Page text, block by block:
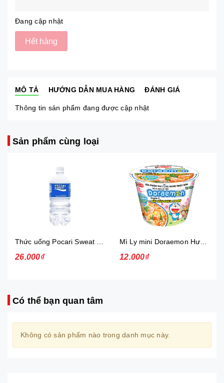
Đang cập nhật
Hết hàng
MÔ TẢ HƯỚNG DẪN MUA HÀNG ĐÁNH GIÁ
Thông tin sản phẩm đang được cập nhật
Sản phẩm cùng loại
26.000₫ 12.000₫
Có thể bạn quan tâm
Không có sản phẩm nào trong danh mục này.